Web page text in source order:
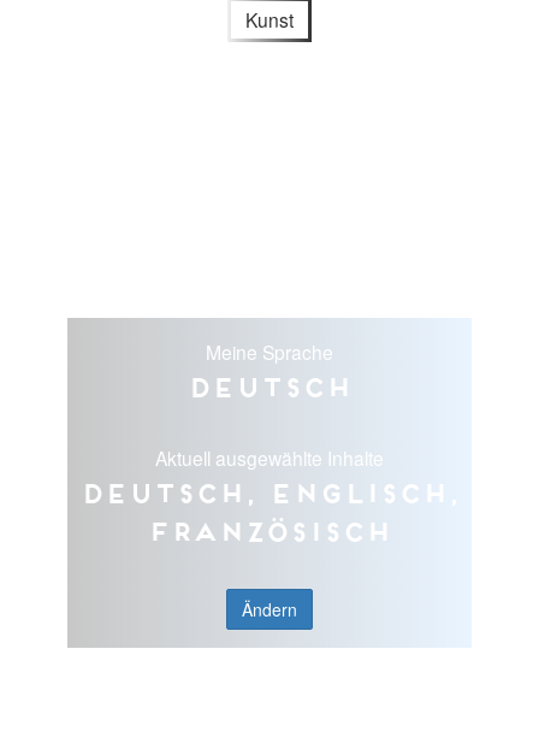
Kunst
Meine Sprache
Deutsch
Aktuell ausgewählte Inhalte
Deutsch, Englisch,
Französisch
Ändern